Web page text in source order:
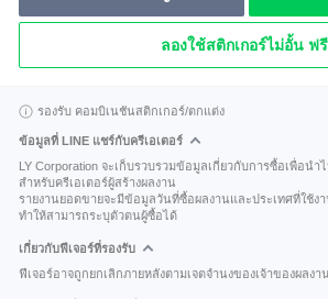
ลองใช้สติกเกอร์ไม่อั้น ฟ
รองรับ คอมบิเนชันสติกเกอร์/ตกแต่ง
ข้อมูลที่ LINE แชร์กับครีเอเตอร์
LY Corporation จะเก็บรวบรวมข้อมูลเกี่ยวกับการซื้อเพื่อนำ
สำหรับครีเอเตอร์ผู้สร้างผลงาน
รายงานยอดขายจะมีข้อมูลวันที่ซื้อผลงานและประเทศที่ใช้
ทำให้สามารถระบุตัวตนผู้ซื้อได้
เกี่ยวกับฟีเจอร์ที่รองรับ
ฟีเจอร์อาจถูกยกเลิกภายหลังตามเจตจำนงของเจ้าของผลงาน